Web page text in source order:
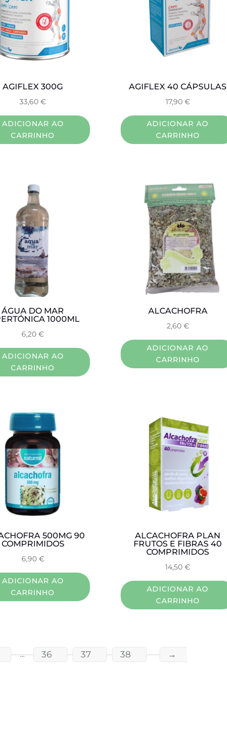
AGIFLEX 300G
33,60€
ADICIONAR AO
CARRINHO
AGIFLEX 40 CÁPSULAS
17,90 €
ADICIONAR AO
CARRINHO
ÁGUA DO MAR
1000ML
6,20€
ADICIONAR AO
CARRINHO
ALCACHOFRA
2,60 €
ADICIONAR AO
CARRINHO
500MG 90
COMPRIMIDOS
6,90 €
ADICIONAR AO
CARRINHO
ALCACHOFRA PLAN
FRUTOS E FIBRAS 40
COMPRIMIDOS
14,50€
ADICIONAR AO
CARRINHO
… 36 37 38 →